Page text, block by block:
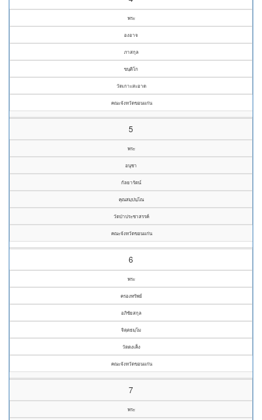
พระ
องอาจ
ภาสกุล
ขนฺติโก
วัดเกาะสะอาด
คณะจังหวัดขอนแก่น
5
พระ
อนุชา
กัลยารัตน์
คุณสมฺปนฺโณ
วัดป่าประชาสรรค์
คณะจังหวัดขอนแก่น
6
พระ
ครองทรัพย์
อภิชัยสกุล
จิตฺตธมฺโม
วัดดงเค็ง
คณะจังหวัดขอนแก่น
7
พระ